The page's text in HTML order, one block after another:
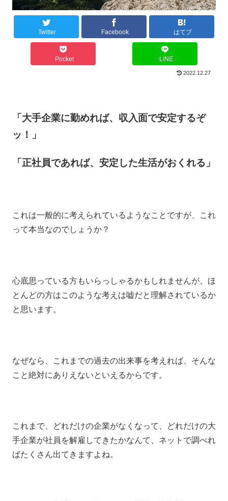
Twitter Facebook はてブ
Pocket LINE
2022.12.27
「大手企業に勤めれば、収入面で安定するぞ
ッ！」
「正社員であれば、安定した生活がおくれる」
これは一般的に考えられているようなことですが、これ
って本当なのでしょうか？
心底思っている方もいらっしゃるかもしれませんが、ほ
とんどの方はこのような考えは嘘だと理解されているか
と思います。
なぜなら、これまでの過去の出来事を考えれば、そんな
こと絶対にありえないといえるからです。
これまで、どれだけの企業がなくなって、どれだけの大
手企業が社員を解雇してきたかなんて、ネットで調べれ
ばたくさん出てきますよね。